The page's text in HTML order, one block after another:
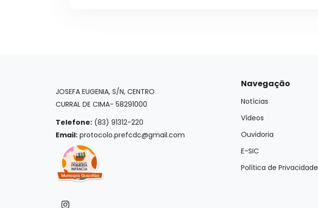
JOSEFA EUGENIA, S/N, CENTRO
CURRAL DE CIMA- 58291000
Telefone: (83) 91312-220
Email: protocolo.prefcdc@gmail.com
Navegação
Notícias
Vídeos
Ouvidoria
E-SIC
Política de Privacidade